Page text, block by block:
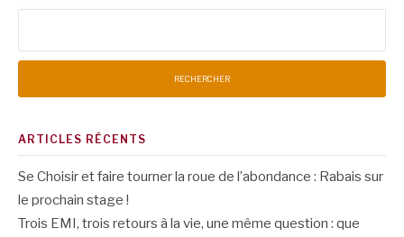
ARTICLES RÉCENTS
Se Choisir et faire tourner la roue de l’abondance : Rabais sur
le prochain stage !
Trois EMI, trois retours à la vie, une même question : que